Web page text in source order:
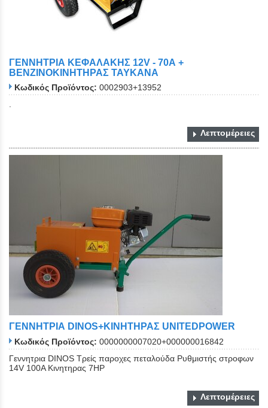
ΓΕΝΝΗΤΡΙΑ ΚΕΦΑΛΑΚΗΣ 12V - 70Α +
ΒΕΝΖΙΝΟΚΙΝΗΤΗΡΑΣ TAYKANA
Κωδικός Προϊόντος: 0002903+13952
Λεπτομέρειες
ΓΕΝΝΗΤΡΙΑ DINOS+ΚΙΝΗΤΗΡΑΣ UNITEDPOWER
Κωδικός Προϊόντος: 0000000007020+000000016842
Γεννητρια DINOS Τρείς παροχες πεταλούδα Ρυθμιστής στροφων
14V 100Α Kινητηρας 7ΗΡ
Λεπτομέρειες